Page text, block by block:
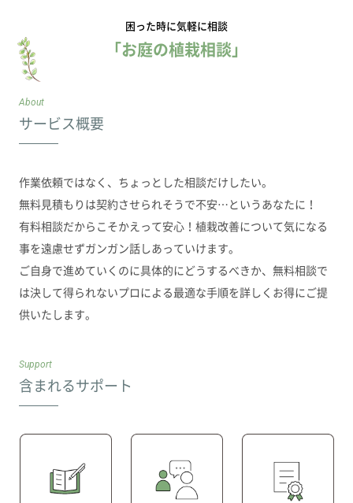
困った時に気軽に相談
「お庭の植栽相談」
About
サービス概要
作業依頼ではなく、ちょっとした相談だけしたい。
無料見積もりは契約させられそうで不安…というあなたに！
有料相談だからこそかえって安心！植栽改善について気になる
事を遠慮せずガンガン話しあっていけます。
ご自身で進めていくのに具体的にどうするべきか、無料相談で
は決して得られないプロによる最適な手順を詳しくお得にご提
供いたします。
Support
含まれるサポート